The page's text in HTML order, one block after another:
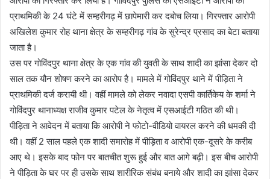
प्राथमिकी के 24 घंटे में सम्हरीगढ़ में छापेमारी कर दबोच लिया। गिरफ्तार आरोपी
अखिलेश कुमार रोह थाना क्षेत्र के सम्हरीगढ़ गांव के सुरेन्द्र प्रसाद का बेटा बताया
जाता है।
उस पर गोविंदपुर थाना क्षेत्र के एक गांव की युवती के साथ शादी का झांसा देकर दो
साल तक यौन शोषण करने का आरोप है। मामले में गोविंदपुर थाने में पीड़िता ने
प्राथमिकी दर्ज करायी थी। वहीं मामले को लेकर नवादा एसपी कार्तिकेय के शर्मा ने
गोविंदपुर थानाध्यक्ष राजीव कुमार पटेल के नेतृत्व में एसआईटी गठित की थी।
पीड़िता ने आवेदन में बताया कि आरोपी ने फोटो-वीडियो वायरल करने की धमकी दी
थी। वहीं 2 साल पहले एक शादी समारोह में पीड़िता व आरोपी एक-दूसरे के करीब
आए थे। इसके बाद फोन पर बातचीत शुरू हुई और बात आगे बढ़ी। इस बीच आरोपी
ने पीड़िता के घर पर ही उसके साथ शारीरिक संबंध बनाये और शादी का झांसा देकर